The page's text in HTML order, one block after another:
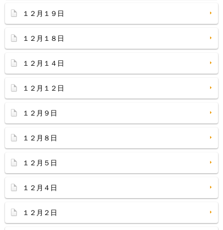
１２月１９日
１２月１８日
１２月１４日
１２月１２日
１２月９日
１２月８日
１２月５日
１２月４日
１２月２日